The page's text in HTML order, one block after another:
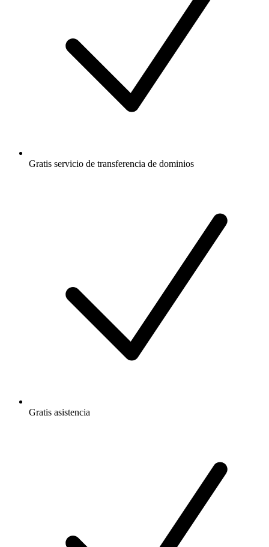
Gratis servicio de transferencia de dominios
Gratis asistencia